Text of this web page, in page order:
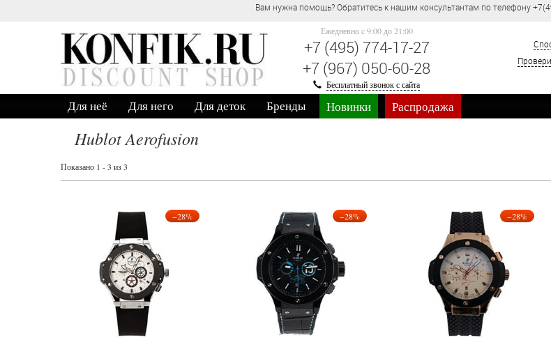
Вам нужна помощь? Обратитесь к нашим консультантам по телефону
Ежедневно c 9:00 до 21:00
+7 (495) 774-17-27
+7 (967) 050-60-28
Бесплатный звонок с сайта
Для неё Для него Для деток Бренды Новинки Распродажа
Hublot Aerofusion
Показано 1 - 3 из 3
−28% −28% −28%